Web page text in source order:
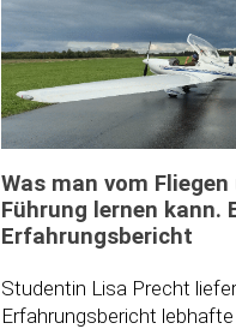
Was man vom
Führung lernen kann.
Erfahrungsbericht
Studentin Lisa Precht
Erfahrungsbericht